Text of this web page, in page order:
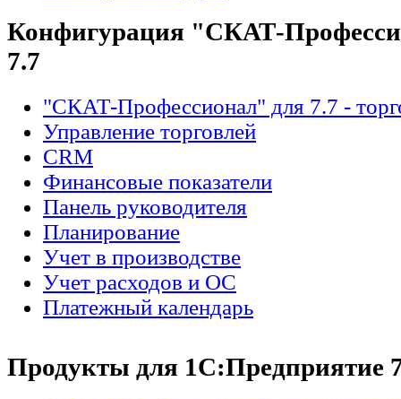
Конфигурация "СКАТ-
7.7
"СКАТ-Профессионал" для 7.7 -
Управление торговлей
CRM
Финансовые показатели
Панель руководителя
Планирование
Учет в производстве
Учет расходов и ОС
Платежный календарь
Продукты для 1С:Предприятие